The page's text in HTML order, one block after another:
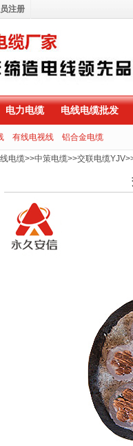
电力电缆 电线电缆批发
有线电视线 铝合金电缆
电缆>>中策电缆>>交联电缆YJV
注册